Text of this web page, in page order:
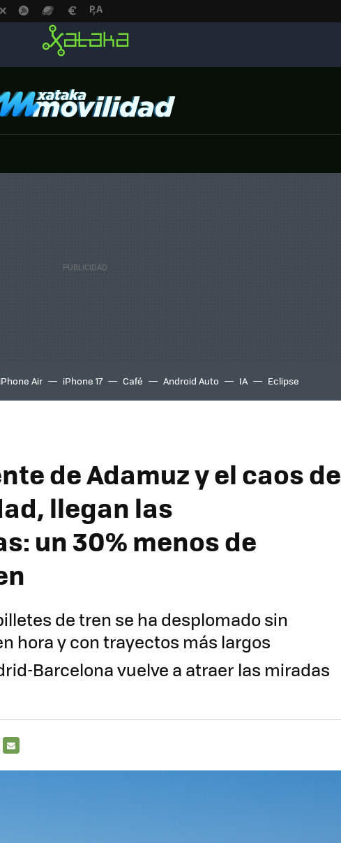
iPhone Air iPhone 17 Café Android Auto IA Eclipse
de Adamuz y el caos de
llegan las
un 30% menos de
de tren se ha desplomado sin
hora y con trayectos más largos
Barcelona vuelve a atraer las miradas